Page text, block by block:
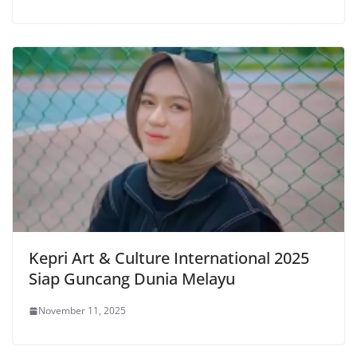
Kepri Art & Culture International 2025
Siap Guncang Dunia Melayu
November 11, 2025